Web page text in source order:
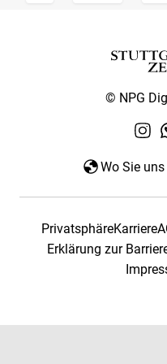
© NPG
Wo Sie
PrivatsphäreKarriere
Erklärung zur